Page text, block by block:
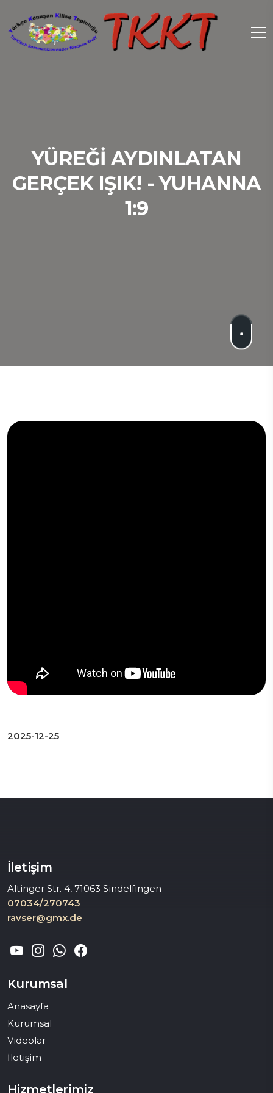
YÜREĞI AYDINLATAN
GERÇEK IŞIK! - YUHANNA
1:9
2025-12-25
İletişim
Altinger Str. 4, 71063 Sindelfingen
07034/270743
ravser@gmx.de
Kurumsal
Anasayfa
Kurumsal
Videolar
İletişim
Hizmetlerimiz